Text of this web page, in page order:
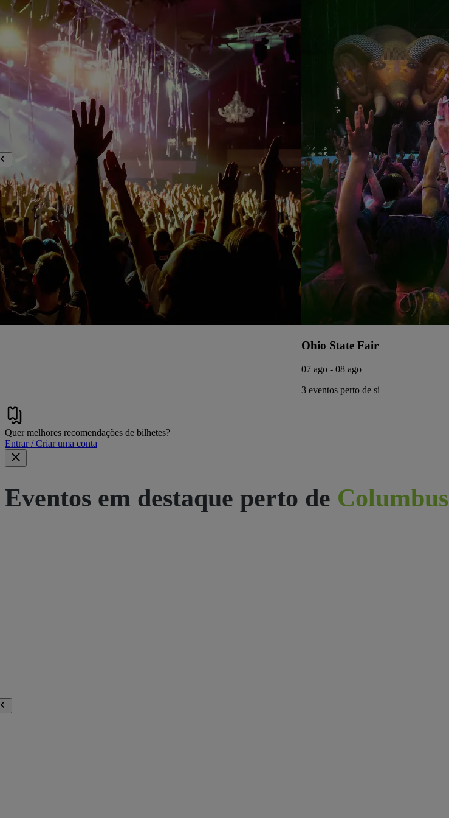
Ohio State Fair
07 ago - 08 ago
3 eventos perto de si
Quer melhores recomendações de bilhetes?
Entrar / Criar uma conta
Eventos em destaque perto de Columbus